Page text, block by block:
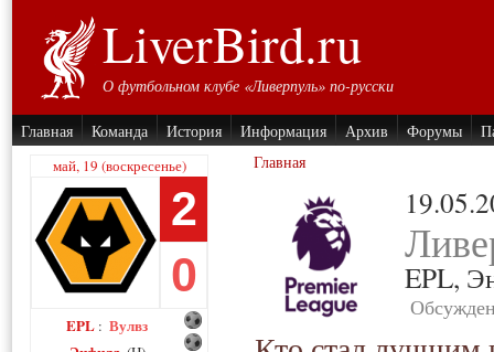
LiverBird.ru
О футбольном клубе «Ливерпуль» по-русски
Главная Команда История Информация Архив Форумы
май, 19 (воскресенье)
2
0
EPL : Вулвз
Главная
EPL,